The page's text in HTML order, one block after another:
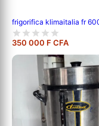
frigorifica klimaitalia fr
350 000 F CFA